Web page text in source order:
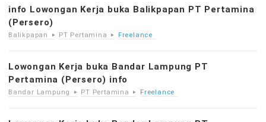
info Lowongan Kerja buka Balikpapan PT Pertamina
(Persero)
Balikpapan PT Pertamina Freelance
Lowongan Kerja buka Bandar Lampung PT
Pertamina (Persero) info
Bandar Lampung PT Pertamina Freelance